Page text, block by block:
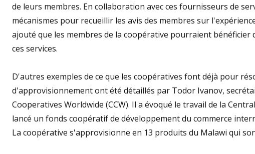
de leurs membres. En collaboration avec ces fournisseurs de
mécanismes pour recueillir les avis des membres sur
ajouté que les membres de la coopérative pourraient
ces services.
D'autres exemples de ce que les coopératives font déjà pour
d'approvisionnement ont été détaillés par Todor Ivanov,
Cooperatives Worldwide (CCW). Il a évoqué le travail de la
lancé un fonds coopératif de développement du commerce
La coopérative s'approvisionne en 13 produits du Malawi qui